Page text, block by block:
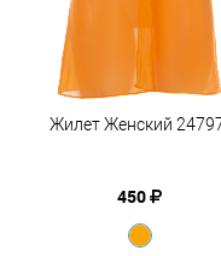
Жилет Женский
450